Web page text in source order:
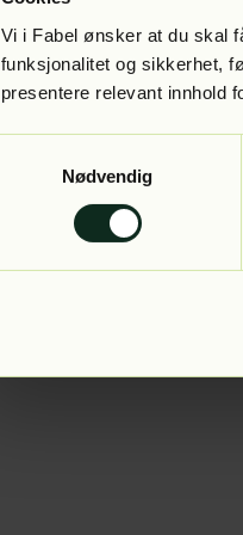
Vi i Fabel ønsker at du skal
funksjonalitet og sikkerhet,
presentere relevant innhold
Nødvendig
Application